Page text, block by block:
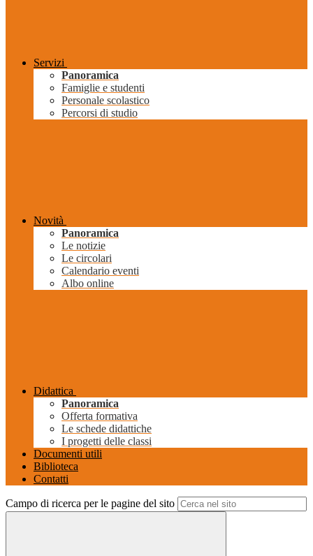
Servizi
Panoramica
Famiglie e studenti
Personale scolastico
Percorsi di studio
Novità
Panoramica
Le notizie
Le circolari
Calendario eventi
Albo online
Didattica
Panoramica
Offerta formativa
Le schede didattiche
I progetti delle classi
Documenti utili
Biblioteca
Contatti
Campo di ricerca per le pagine del sito